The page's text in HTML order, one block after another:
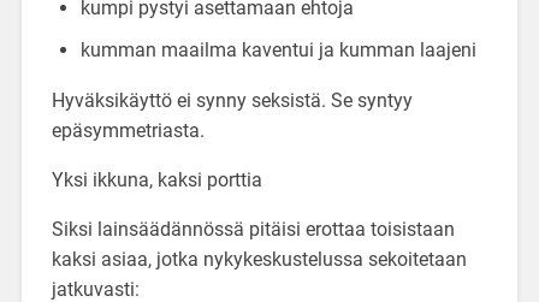
kumpi pystyi asettamaan ehtoja
kumman maailma kaventui ja kumman laajeni
Hyväksikäyttö ei synny seksistä. Se syntyy
epäsymmetriasta.
Yksi ikkuna, kaksi porttia
Siksi lainsäädännössä pitäisi erottaa toisistaan
kaksi asiaa, jotka nykykeskustelussa sekoitetaan
jatkuvasti: